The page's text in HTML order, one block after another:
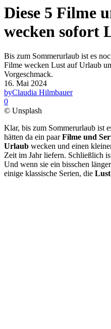
Diese 5 Filme
wecken sofort
Bis zum Sommerurlaub ist es
Filme wecken Lust auf Urlaub
Vorgeschmack.
16. Mai 2024
byClaudia Hilmbauer
0
© Unsplash
Klar, bis zum Sommerurlaub ist
hätten da ein paarFilme und
Urlaub wecken und einen
Zeit im Jahr liefern. Schließlich
Und wenn sie ein bisschen
einige klassische Serien, die